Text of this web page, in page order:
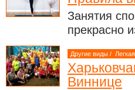
Занятия
прекрасно
Другие виды /
Виннице